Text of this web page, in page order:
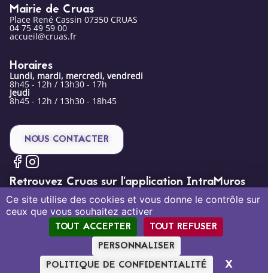
Ce site utilise des cookies et vous donne le contrôle sur
ceux que vous souhaitez activer
TOUT ACCEPTER
TOUT REFUSER
PERSONNALISER
POLITIQUE DE CONFIDENTIALITÉ
X
Mairie de Cruas
Place René Cassin 07350 CRUAS
04 75 49 59 00
accueil@cruas.fr
Horaires
Lundi, mardi, mercredi, vendredi
8h45 - 12h / 13h30 - 17h
Jeudi
8h45 - 12h / 13h30 - 18h45
NOUS CONTACTER
Retrouvez Cruas sur l’application IntraMuros
Politique de confidentialité
Création par Tout Simplement Digital